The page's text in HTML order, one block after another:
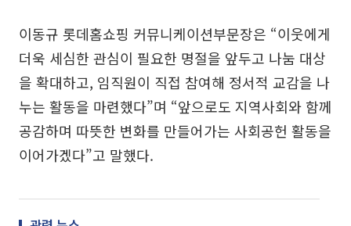
이동규 롯데홈쇼핑 커뮤니케이션부문장은 “이웃에게
더욱 세심한 관심이 필요한 명절을 앞두고 나눔 대상
을 확대하고, 임직원이 직접 참여해 정서적 교감을 나
누는 활동을 마련했다”며 “앞으로도 지역사회와 함께
공감하며 따뜻한 변화를 만들어가는 사회공헌 활동을
이어가겠다”고 말했다.